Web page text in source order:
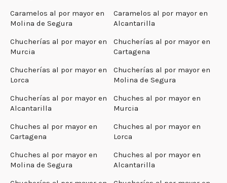
Caramelos al por mayor en
Molina de Segura
Caramelos al por mayor en
Alcantarilla
Chucherías al por mayor en
Murcia
Chucherías al por mayor en
Cartagena
Chucherías al por mayor en
Lorca
Chucherías al por mayor en
Molina de Segura
Chucherías al por mayor en
Alcantarilla
Chuches al por mayor en
Murcia
Chuches al por mayor en
Cartagena
Chuches al por mayor en
Lorca
Chuches al por mayor en
Molina de Segura
Chuches al por mayor en
Alcantarilla